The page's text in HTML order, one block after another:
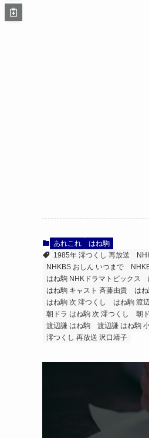
あれこれ
はね駒
1985年 澪つくし 再放送
NHKBS おしん いつまで
はね駒 NHKドラマトピックス
はね駒 キャスト 斉藤由貴
は
はね駒 次 澪つくし
はね駒 渡
朝ドラ はね駒 次 澪つくし
朝
渡辺謙 はね駒
渡辺謙 はね駒
澪つくし 再放送 沢口靖子